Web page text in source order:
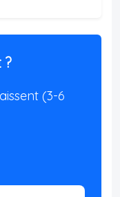
?
(3-6